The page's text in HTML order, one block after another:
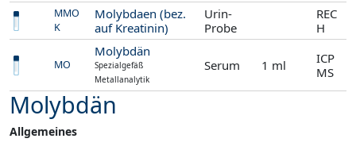
MMO
K
Molybdaen (bez.
auf Kreatinin)
Urin-
Probe
REC
H
MO
Molybdän
Spezialgefäß
Metallanalytik
Serum 1 ml
ICP
MS
Molybdän
Allgemeines